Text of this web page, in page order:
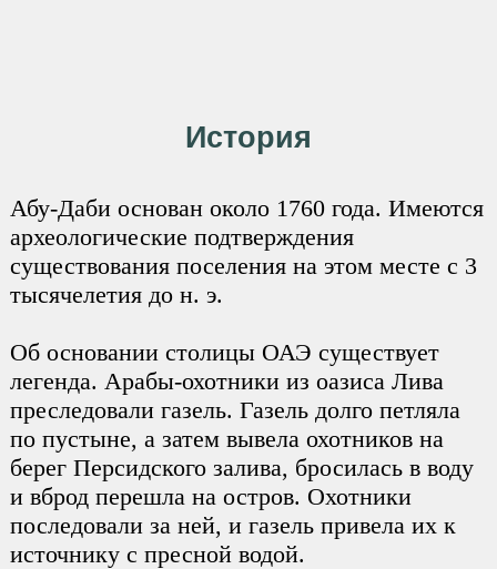
История
Абу-Даби основан около 1760 года. Имеются
археологические подтверждения
существования поселения на этом месте с 3
тысячелетия до н. э.
Об основании столицы ОАЭ существует
легенда. Арабы-охотники из оазиса Лива
преследовали газель. Газель долго петляла
по пустыне, а затем вывела охотников на
берег Персидского залива, бросилась в воду
и вброд перешла на остров. Охотники
последовали за ней, и газель привела их к
источнику с пресной водой.